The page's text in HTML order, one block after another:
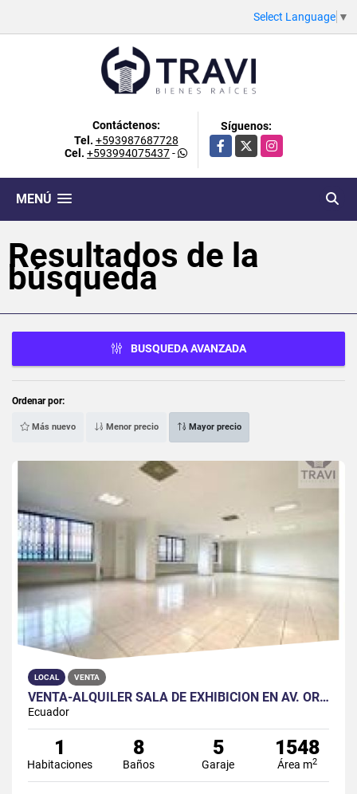
Select Language ▼
Contáctenos:
Tel. +593987687728
Cel. +593994075437-
Síguenos:
Facebook
X Instagram
MENÚ
Resultados de la
búsqueda
BUSQUEDA AVANZADA
Ordenar por:
Más nuevo Menor precio Mayor precio
LOCAL VENTA
VENTA-ALQUILER SALA DE EXHIBICIÓN EN AV. ORELLANA JUAN TANCA MARENGO
Ecuador
1
Habitaciones
8
Baños
5
Garaje
1548
Área m2